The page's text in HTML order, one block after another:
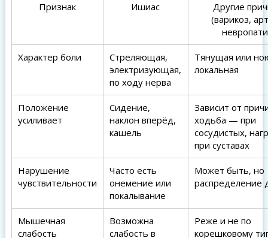
Признак Ишиас
Другие
(варикоз,
Характер боли
Стреляющая,
электризующая,
по ходу нерва
Тянущая или
локальная
Положение
усиливает
Сидение,
наклон вперёд,
кашель
Зависит от
ходьба — при
сосудистых,
при суставах
Нарушение
чувствительности
Часто есть
онемение или
покалывание
Может быть, но
распределение
Мышечная
слабость
Возможна
слабость в
Реже и не по
корешковому